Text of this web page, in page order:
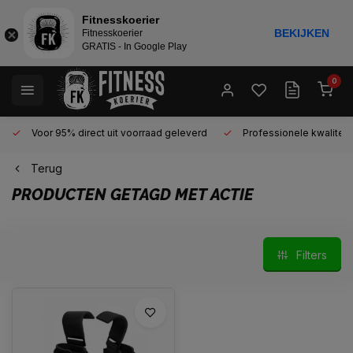
0
Voor 95% direct uit voorraad geleverd Professionele kwaliteit
Terug
PRODUCTEN GETAGD MET ACTIE
Filters
Fitnesskoerier
Fitnesskoerier
GRATIS - In Google Play
BEKIJKEN